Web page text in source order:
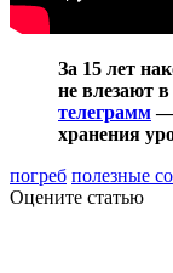
За 15 лет
не влезают
телеграмм—
хранения
погреб полезные
Оцените статью